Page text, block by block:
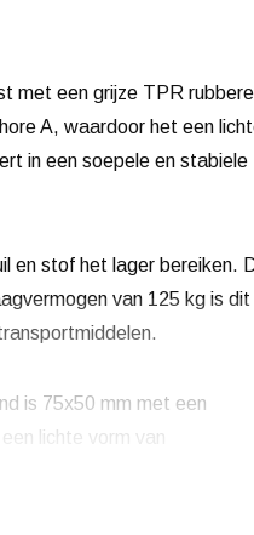
met een grijze TPR
A, waardoor het een
in een soepele en stabiele
en stof het lager bereiken.
van 125 kg is dit
is 75x50 mm met een
lichte vorm van